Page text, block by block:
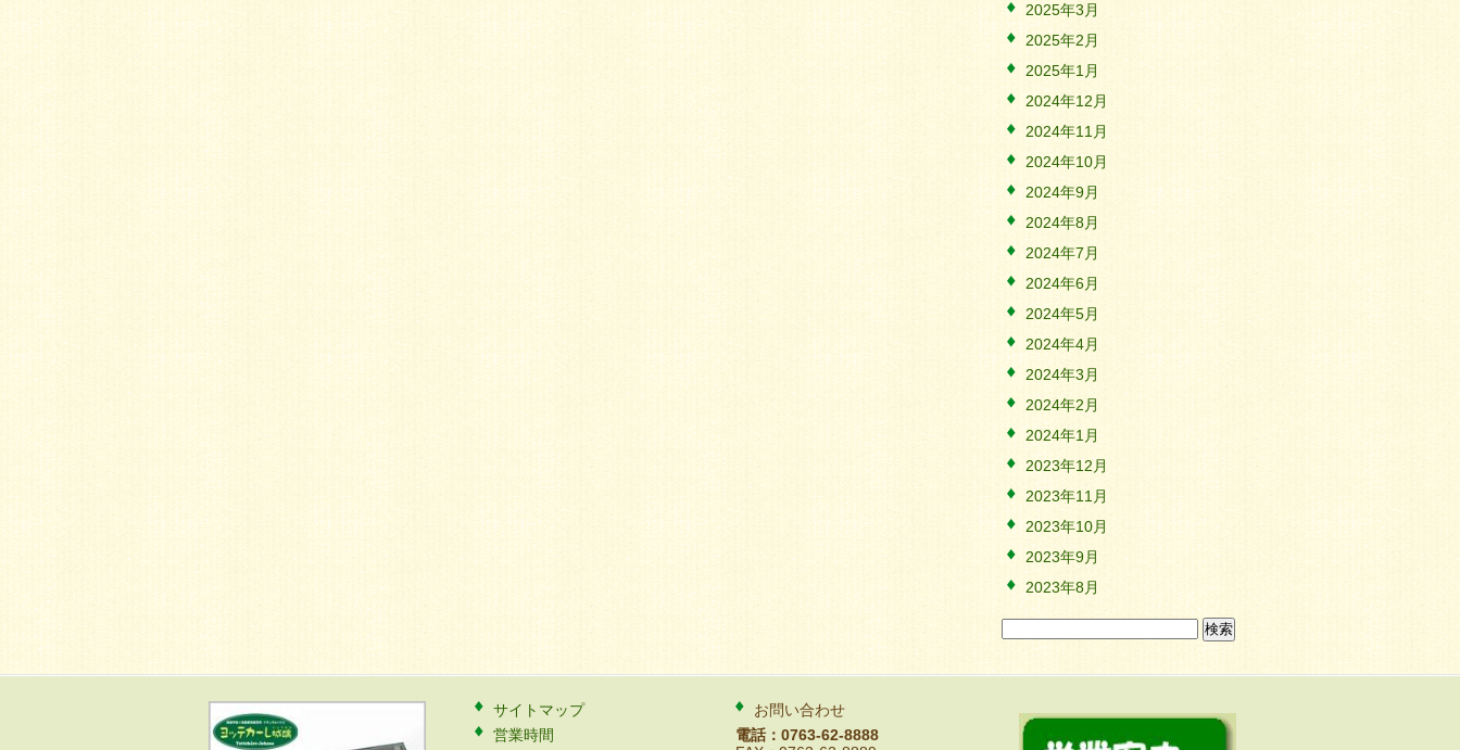
2025年3月
2025年2月
2025年1月
2024年12月
2024年11月
2024年10月
2024年9月
2024年8月
2024年7月
2024年6月
2024年5月
2024年4月
2024年3月
2024年2月
2024年1月
2023年12月
2023年11月
2023年10月
2023年9月
2023年8月
サイトマップ
営業時間
お問い合わせ
電話：0763-62-8888